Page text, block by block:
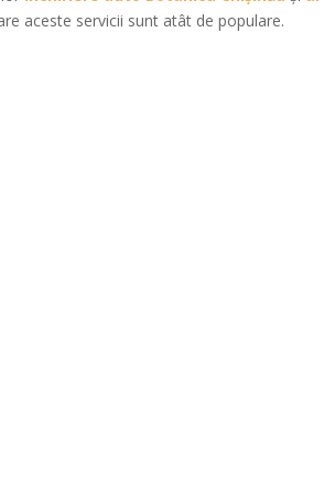
aceste servicii sunt atât de populare.